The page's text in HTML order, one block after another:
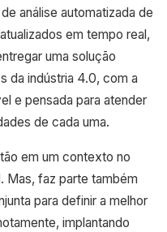
análise automatizada de
em tempo real,
uma solução
da indústria 4.0, com a
e pensada para atender
de cada uma.
em um contexto no
Mas, faz parte também
para definir a melhor
implantando